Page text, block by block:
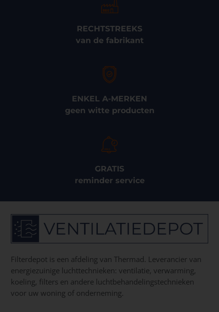
RECHTSTREEKS
van de fabrikant
ENKEL A-MERKEN
geen witte producten
GRATIS
reminder service
Filterdepot is een afdeling van Thermad. Leverancier van
energiezuinige luchttechnieken: ventilatie, verwarming,
koeling, filters en andere luchtbehandelingstechnieken
voor uw woning of onderneming.